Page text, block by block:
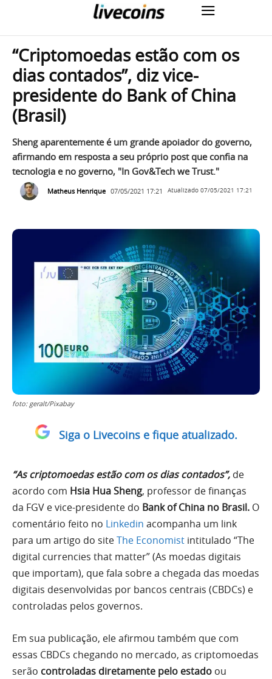
“Criptomoedas estão com os
dias contados”, diz vice-
presidente do Bank of China
(Brasil)
Sheng aparentemente é um grande apoiador do governo,
afirmando em resposta a seu próprio post que confia na
tecnologia e no governo, "In Gov&Tech we Trust."
Matheus Henrique 07/05/2021 17:21 Atualizado 07/05/2021 17:21
foto: geralt/Pixabay
Siga o Livecoins e fique atualizado.
“As criptomoedas estão com os dias contados”, de
acordo com Hsia Hua Sheng, professor de finanças
da FGV e vice-presidente do Bank of China no Brasil. O
comentário feito no Linkedin acompanha um link
para um artigo do siteThe Economist intitulado “The
digital currencies that matter” (As moedas digitais
que importam), que fala sobre a chegada das moedas
digitais desenvolvidas por bancos centrais (CBDCs) e
controladas pelos governos.
Em sua publicação, ele afirmou também que com
essas CBDCs chegando no mercado, as criptomoedas
serão controladas diretamente pelo estado ou